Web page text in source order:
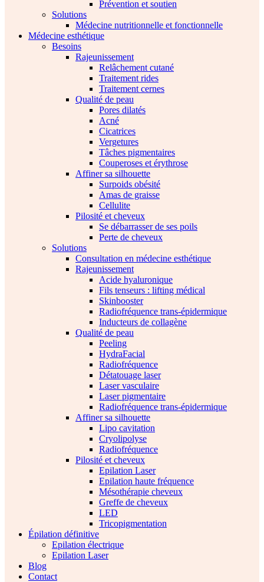
Prévention et soutien
Solutions
Médecine nutritionnelle et fonctionnelle
Médecine esthétique
Besoins
Rajeunissement
Relâchement cutané
Traitement rides
Traitement cernes
Qualité de peau
Pores dilatés
Acné
Cicatrices
Vergetures
Tâches pigmentaires
Couperoses et érythrose
Affiner sa silhouette
Surpoids obésité
Amas de graisse
Cellulite
Pilosité et cheveux
Se débarrasser de ses poils
Perte de cheveux
Solutions
Consultation en médecine esthétique
Rajeunissement
Acide hyaluronique
Fils tenseurs : lifting médical
Skinbooster
Radiofréquence trans-épidermique
Inducteurs de collagène
Qualité de peau
Peeling
HydraFacial
Radiofréquence
Détatouage laser
Laser vasculaire
Laser pigmentaire
Radiofréquence trans-épidermique
Affiner sa silhouette
Lipo cavitation
Cryolipolyse
Radiofréquence
Pilosité et cheveux
Epilation Laser
Epilation haute fréquence
Mésothérapie cheveux
Greffe de cheveux
LED
Tricopigmentation
Épilation définitive
Epilation électrique
Epilation Laser
Blog
Contact